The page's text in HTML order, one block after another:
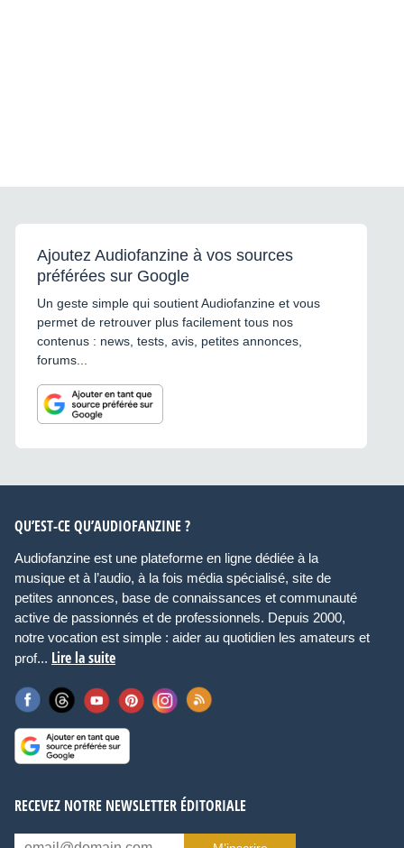
Ajoutez Audiofanzine à vos sources
préférées sur Google
Un geste simple qui soutient Audiofanzine et vous
permet de retrouver plus facilement tous nos
contenus : news, tests, avis, petites annonces,
forums...
QU’EST-CE QU’AUDIOFANZINE ?
Audiofanzine est une plateforme en ligne dédiée à la
musique et à l’audio, à la fois média spécialisé, site de
petites annonces, base de connaissances et communauté
active de passionnés et de professionnels. Depuis 2000,
notre vocation est simple : aider au quotidien les amateurs et
prof... Lire la suite
RECEVEZ NOTRE NEWSLETTER ÉDITORIALE